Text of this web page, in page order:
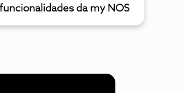
funcionalidades da my NOS